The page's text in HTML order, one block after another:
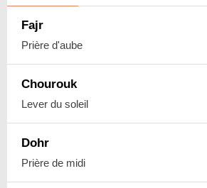
Fajr
Prière d'aube
Chourouk
Lever du soleil
Dohr
Prière de midi